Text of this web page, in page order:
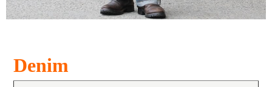
Denim